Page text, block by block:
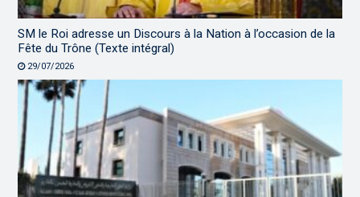
SM le Roi adresse un Discours à la Nation à l’occasion de la
Fête du Trône (Texte intégral)
29/07/2026